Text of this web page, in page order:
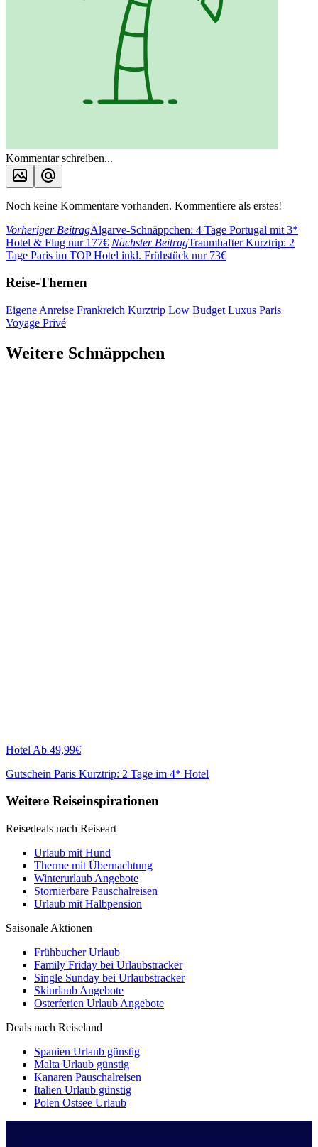
Kommentar schreiben...
Noch keine Kommentare vorhanden. Kommentiere als erstes!
Vorheriger BeitragAlgarve-Schnäppchen: 4 Tage Portugal mit 3*
Hotel & Flug nur 177€ Nächster BeitragTraumhafter Kurztrip: 2
Tage Paris im TOP Hotel inkl. Frühstück nur 73€
Reise-Themen
Eigene Anreise Frankreich Kurztrip Low Budget Luxus Paris
Voyage Privé
Weitere Schnäppchen
Hotel Ab 49,99€
Gutschein Paris Kurztrip: 2 Tage im 4* Hotel
Weitere Reiseinspirationen
Reisedeals nach Reiseart
Urlaub mit Hund
Therme mit Übernachtung
Winterurlaub Angebote
Stornierbare Pauschalreisen
Urlaub mit Halbpension
Saisonale Aktionen
Frühbucher Urlaub
Family Friday bei Urlaubstracker
Single Sunday bei Urlaubstracker
Skiurlaub Angebote
Osterferien Urlaub Angebote
Deals nach Reiseland
Spanien Urlaub günstig
Malta Urlaub günstig
Kanaren Pauschalreisen
Italien Urlaub günstig
Polen Ostsee Urlaub